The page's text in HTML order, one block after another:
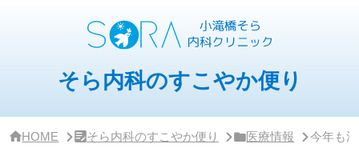
そら内科のすこやか便り
HOME そら内科のすこやか便り 医療情報 今年も